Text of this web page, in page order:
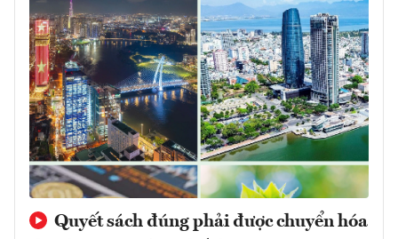
Quyết sách đúng phải được chuyển hóa